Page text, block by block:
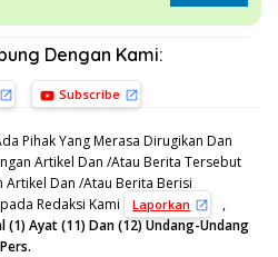
Dengan Kami:
Subscribe
Pihak Yang Merasa Dirugikan Dan
Artikel Dan /Atau Berita Tersebut
Dan /Atau Berita Berisi
Redaksi Kami
Laporkan
,
(1) Ayat (11) Dan (12) Undang-Undang